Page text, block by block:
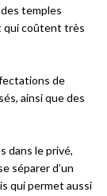
temples
qui coûtent très
de
ainsi que des
dans le privé,
séparer d’un
qui permet aussi